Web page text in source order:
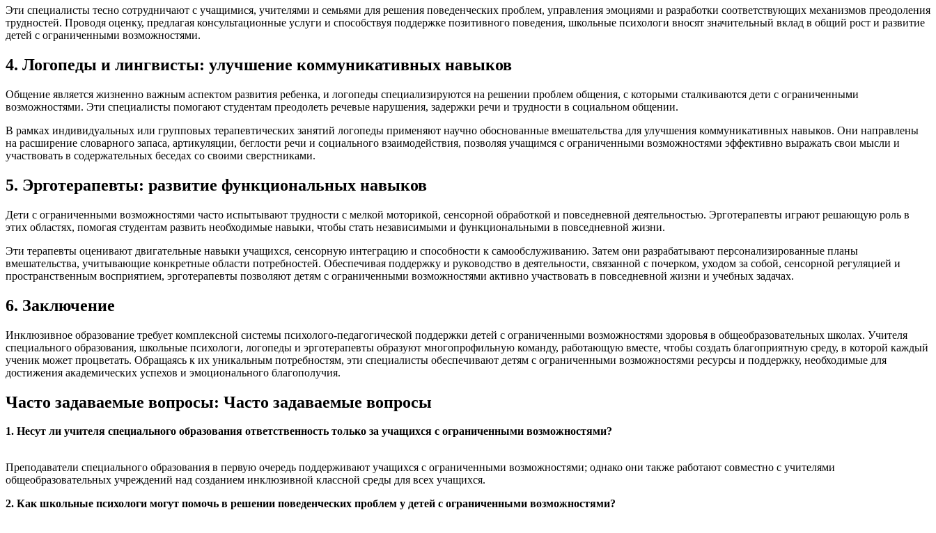
Эти специалисты тесно сотрудничают с учащимися, учителями и семьями для решения поведенческих проблем, управления эмоциями и разработки соответствующих механизмов преодоления
трудностей. Проводя оценку, предлагая консультационные услуги и способствуя поддержке позитивного поведения, школьные психологи вносят значительный вклад в общий рост и развитие
детей с ограниченными возможностями.
4. Логопеды и лингвисты: улучшение коммуникативных навыков
Общение является жизненно важным аспектом развития ребенка, и логопеды специализируются на решении проблем общения, с которыми сталкиваются дети с ограниченными
возможностями. Эти специалисты помогают студентам преодолеть речевые нарушения, задержки речи и трудности в социальном общении.
В рамках индивидуальных или групповых терапевтических занятий логопеды применяют научно обоснованные вмешательства для улучшения коммуникативных навыков. Они направлены
на расширение словарного запаса, артикуляции, беглости речи и социального взаимодействия, позволяя учащимся с ограниченными возможностями эффективно выражать свои мысли и
участвовать в содержательных беседах со своими сверстниками.
5. Эрготерапевты: развитие функциональных навыков
Дети с ограниченными возможностями часто испытывают трудности с мелкой моторикой, сенсорной обработкой и повседневной деятельностью. Эрготерапевты играют решающую роль в
этих областях, помогая студентам развить необходимые навыки, чтобы стать независимыми и функциональными в повседневной жизни.
Эти терапевты оценивают двигательные навыки учащихся, сенсорную интеграцию и способности к самообслуживанию. Затем они разрабатывают персонализированные планы
вмешательства, учитывающие конкретные области потребностей. Обеспечивая поддержку и руководство в деятельности, связанной с почерком, уходом за собой, сенсорной регуляцией и
пространственным восприятием, эрготерапевты позволяют детям с ограниченными возможностями активно участвовать в повседневной жизни и учебных задачах.
6. Заключение
Инклюзивное образование требует комплексной системы психолого-педагогической поддержки детей с ограниченными возможностями здоровья в общеобразовательных школах. Учителя
специального образования, школьные психологи, логопеды и эрготерапевты образуют многопрофильную команду, работающую вместе, чтобы создать благоприятную среду, в которой каждый
ученик может процветать. Обращаясь к их уникальным потребностям, эти специалисты обеспечивают детям с ограниченными возможностями ресурсы и поддержку, необходимые для
достижения академических успехов и эмоционального благополучия.
Часто задаваемые вопросы: Часто задаваемые вопросы
1. Несут ли учителя специального образования ответственность только за учащихся с ограниченными возможностями?
Преподаватели специального образования в первую очередь поддерживают учащихся с ограниченными возможностями; однако они также работают совместно с учителями
общеобразовательных учреждений над созданием инклюзивной классной среды для всех учащихся.
2. Как школьные психологи могут помочь в решении поведенческих проблем у детей с ограниченными возможностями?